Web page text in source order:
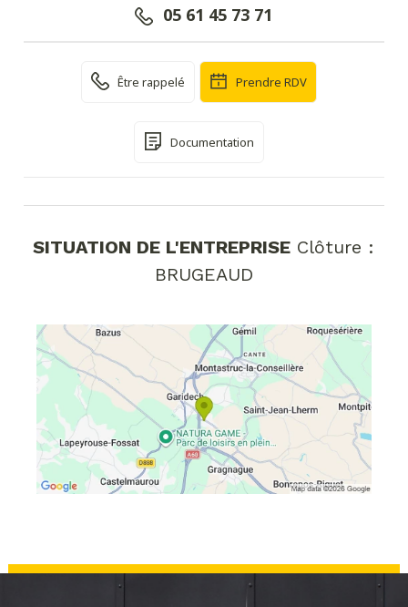
05 61 45 73 71
Être rappelé Prendre RDV
Documentation
SITUATION DE L'ENTREPRISE Clôture :
BRUGEAUD